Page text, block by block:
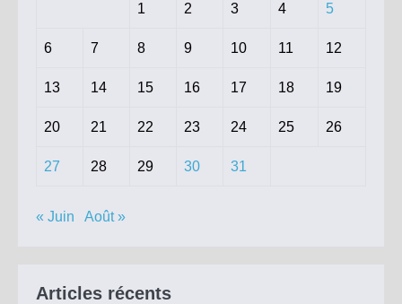
1 2 3 4 5
6 7 8 9 10 11 12
13 14 15 16 17 18 19
20 21 22 23 24 25 26
27 28 29 30 31
« Juin Août »
Articles récents